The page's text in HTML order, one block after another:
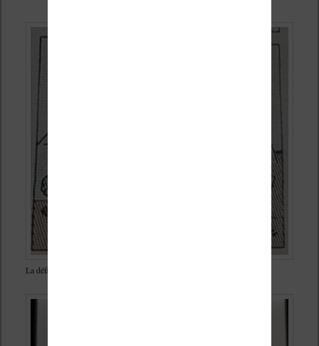
La définition manque (cette photo est prise avec un objectif macro)